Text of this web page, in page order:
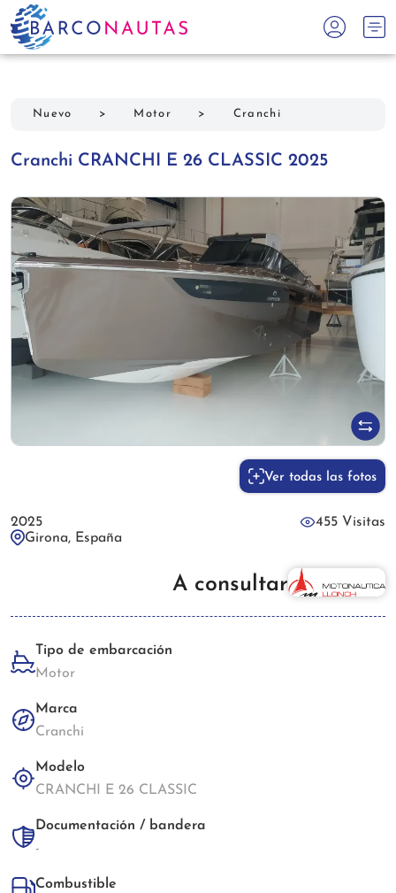
Nuevo > Motor > Cranchi
Cranchi CRANCHI E 26 CLASSIC 2025
Ver todas las fotos
2025
455 Visitas
Girona, España
A consultar
Tipo de embarcación
Motor
Marca
Cranchi
Modelo
CRANCHI E 26 CLASSIC
Documentación / bandera
-
Combustible